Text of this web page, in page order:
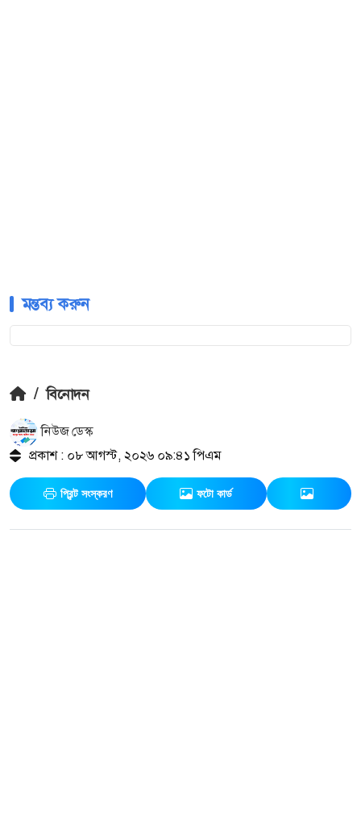
মন্তব্য করুন
/ বিনোদন
নিউজ ডেস্ক
প্রকাশ : ০৮ আগস্ট, ২০২৬ ০৯:৪১ পিএম
প্রিন্ট সংস্করণ ফটো কার্ড